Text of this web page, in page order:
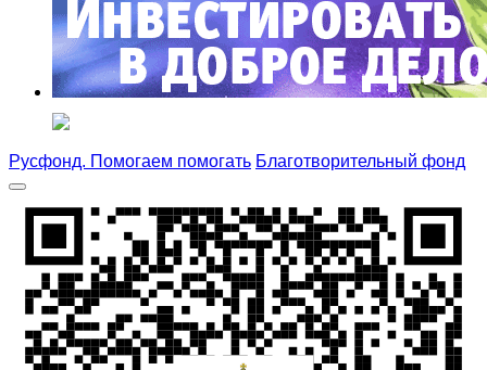
Русфонд. Помогаем помогать Благотворительный фонд